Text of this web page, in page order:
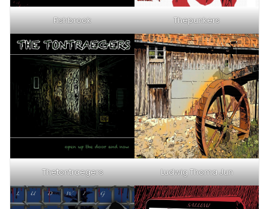
Fishbrook Thepunkers
Thetontraegers Ludwig Thoma Jun